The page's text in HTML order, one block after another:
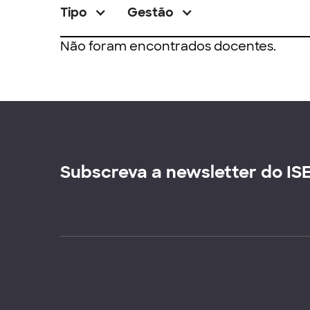
Tipo Gestão
Não foram encontrados docentes.
Subscreva a newsletter do